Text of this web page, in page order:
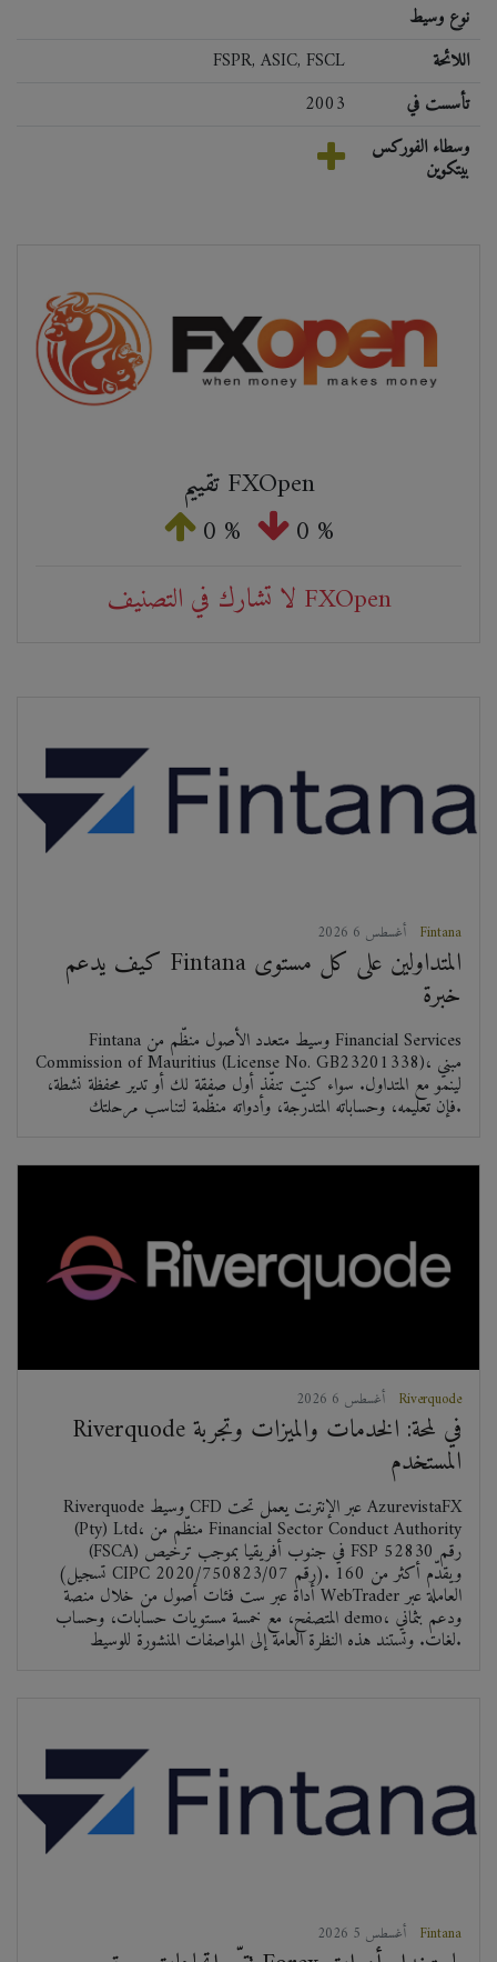
نوع وسيط
FSPR, ASIC, FSCL
اللائحة
2003
تأسست في
وسطاء الفوركس
بيتكوين
تقييم FXOpen
0 % 0 %
لا تشارك في التصنيف FXOpen
Fintana
كيف يدعم Fintana المتداولين على كل مستوى
خبرة
Fintana وسيط متعدد الأصول منظّم من Financial Services
Commission of Mauritius (License No. GB23201338)، مبني
لينمو مع المتداول. سواء كنت تنفّذ أول صفقة لك أو تدير محفظة نشطة،
فإن تعليمه، وحساباته المتدرّجة، وأدواته منظّمة لتناسب مرحلتك.
Riverquode
Riverquode في لمحة: الخدمات والميزات وتجربة
المستخدم
Riverquode وسيط CFD عبر الإنترنت يعمل تحت AzurevistaFX
(Pty) Ltd، منظّم من Financial Sector Conduct Authority
(FSCA) في جنوب أفريقيا بموجب ترخيص FSP رقم 52830
(تسجيل CIPC رقم 2020/750823/07). ويقدّم أكثر من 160
أداة عبر ست فئات أصول من خلال منصة WebTrader العاملة عبر
المتصفح، مع خمسة مستويات حسابات، وحساب demo، ودعم بثماني
لغات. وتستند هذه النظرة العامة إلى المواصفات المنشورة للوسيط.
Fintana